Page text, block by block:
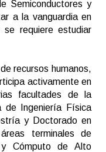
Semiconductores y
a la vanguardia en
requiere estudiar
recursos humanos,
activamente en
facultades de la
de Ingeniería Física
y Doctorado en
terminales de
y Cómputo de Alto